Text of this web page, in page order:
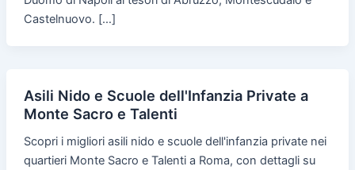
Castelnuovo. […]
Asili Nido e Scuole dell'Infanzia Private a
Monte Sacro e Talenti
Scopri i migliori asili nido e scuole dell'infanzia private nei
quartieri Monte Sacro e Talenti a Roma, con dettagli su